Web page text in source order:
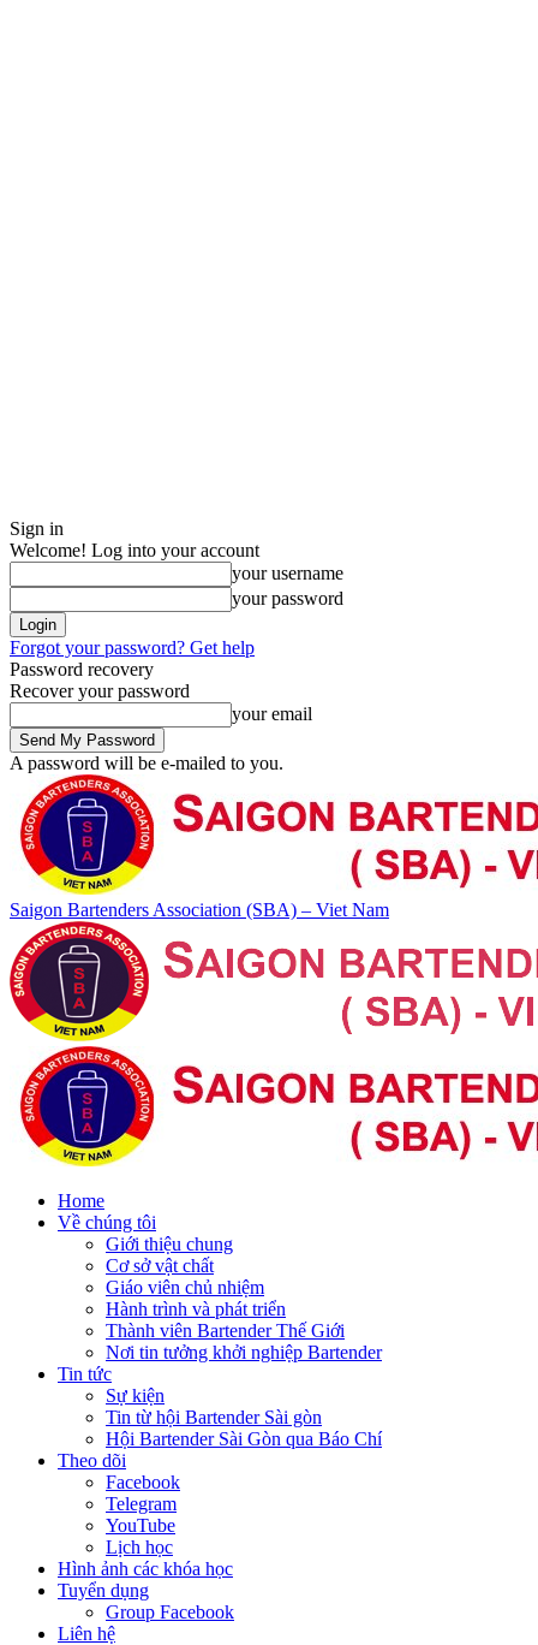
Sign in
Welcome! Log into your account
your username
your password
Forgot your password? Get help
Password recovery
Recover your password
your email
A password will be e-mailed to you.
Saigon Bartenders Association (SBA) – Viet Nam
Home
Về chúng tôi
Giới thiệu chung
Cơ sở vật chất
Giáo viên chủ nhiệm
Hành trình và phát triển
Thành viên Bartender Thế Giới
Nơi tin tưởng khởi nghiệp Bartender
Tin tức
Sự kiện
Tin từ hội Bartender Sài gòn
Hội Bartender Sài Gòn qua Báo Chí
Theo dõi
Facebook
Telegram
YouTube
Lịch học
Hình ảnh các khóa học
Tuyển dụng
Group Facebook
Liên hệ